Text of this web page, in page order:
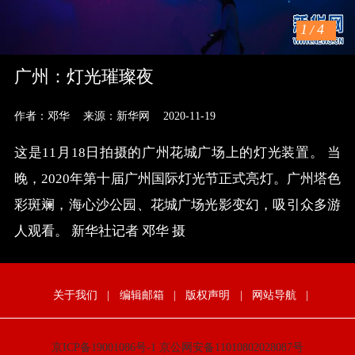
1 /4
广州：灯光璀璨夜
作者：邓华 来源：新华网 2020-11-19
这是11月18日拍摄的广州花城广场上的灯光装置。 当
晚，2020年第十届广州国际灯光节正式亮灯。广州塔色
彩斑斓，海心沙公园、花城广场光影变幻，吸引众多游
人观看。 新华社记者 邓华 摄
关于我们 | 编辑邮箱 | 版权声明 | 网站导航 |
京ICP备19001086号-1 京公网安备11010802028087号